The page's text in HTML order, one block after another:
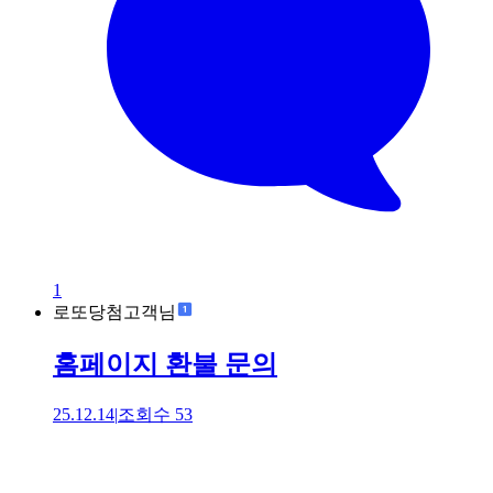
1
로또당첨고객님
홈페이지 환불 문의
25.12.14|조회수 53